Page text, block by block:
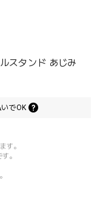
スタンド あじみ
でOK
す。
。